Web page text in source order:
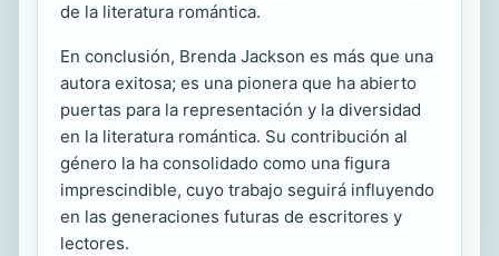
de la literatura romántica.
En conclusión, Brenda Jackson es más que una
autora exitosa; es una pionera que ha abierto
puertas para la representación y la diversidad
en la literatura romántica. Su contribución al
género la ha consolidado como una figura
imprescindible, cuyo trabajo seguirá influyendo
en las generaciones futuras de escritores y
lectores.